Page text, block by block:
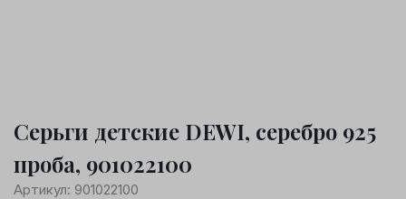
Серьги детские DEWI, серебро 925
проба, 901022100
Артикул: 901022100